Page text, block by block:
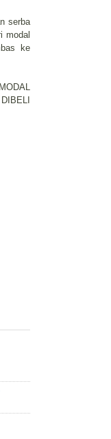
serba
modal
ke